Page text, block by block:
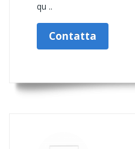
qu ..
Contatta